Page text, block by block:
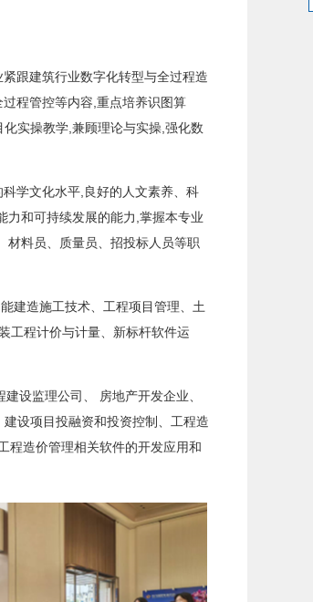
跟建筑行业数字化转型与全过程造
程管控等内容,重点培养识图算
实操教学,兼顾理论与实操,强化数
学文化水平,良好的人文素养、科
力和可持续发展的能力,掌握本专业
材料员、质量员、招投标人员等职
建造施工技术、工程项目管理、土
工程计价与计量、新标杆软件运
设监理公司、 房地产开发企业、
设项目投融资和投资控制、工程造
程造价管理相关软件的开发应用和